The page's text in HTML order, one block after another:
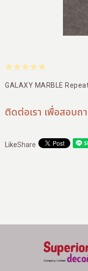
ปัญหาใช้วัสดุทั่วไปอื่นๆ
ติดต่อเรา
บัญชีผู้ใช้
GALAXY MARBLE
ติดต่อเรา เพื่อสอบถ
LikeShare